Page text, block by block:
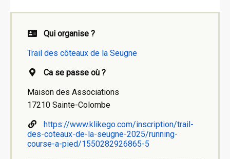
Qui organise ?
Trail des côteaux de la Seugne
Ca se passe où ?
Maison des Associations
17210 Sainte-Colombe
https://www.klikego.com/inscription/trail-
des-coteaux-de-la-seugne-2025/running-
course-a-pied/1550282926865-5